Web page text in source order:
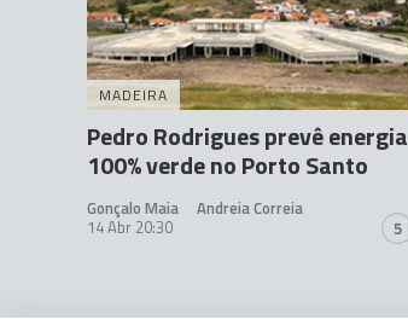
MADEIRA
Pedro Rodrigues prevê energia
100% verde no Porto Santo
Gonçalo Maia
Andreia Correia
14 Abr 20:30
5